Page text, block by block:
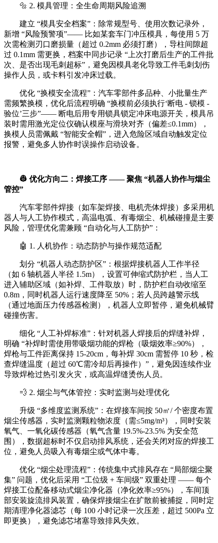
🔩 2. 模具管理：全生命周期风险追溯
建立 “模具安全档案”：除常规型号、使用次数记录外，
新增 “风险预警项”—— 比如某套车门冲压模具，每使用 5 万
次需检测刃口磨损量（超过 0.2mm 必须打磨），导柱间隙超
过 0.1mm 需更换，档案中同步记录 “上次打磨后生产的工件批
次、是否出现毛刺超标”，避免因模具老化导致工件毛刺划伤
操作人员，或卡料引发冲床过载。
优化 “换模安全流程”：汽车零部件多品种、小批量生产
需频繁换模，优化后流程明确 “换模前必须执行‘断电 - 锁模 -
验位’三步”—— 断电后用专用锁具锁定冲床电源开关，模具吊
装时需用激光定位仪确认模座与滑块对齐（偏差≤0.1mm），
换模人员需佩戴 “智能安全帽”，进入危险区域自动触发定位
报警，避免多人协作时误操作启动设备。
👷 优化方向二：焊接工序 —— 聚焦 “机器人协作与烟尘
管控”
汽车零部件焊接（如车架焊接、电机壳体焊接）多采用机
器人与人工协作模式，高温电弧、有毒烟尘、机械碰撞是主要
风险，管理优化需兼顾 “自动化与人工防护”：
🤖 1. 人机协作：动态防护与操作规范适配
划分 “机器人动态防护区”：根据焊接机器人工作半径
（如 6 轴机器人半径 1.5m），设置可伸缩式防护栏，当人工
进入辅助区域（如补焊、工件取放）时，防护栏自动收缩至
0.8m，同时机器人运行速度降至 50%；若人员跨越警示线
（通过地面压力传感器检测），机器人立即暂停，避免机械臂
碰撞伤害。
细化 “人工补焊标准”：针对机器人焊接后的焊缝补焊，
明确 “补焊时需使用带吸烟功能的焊枪（吸烟效率≥90%），
焊枪与工件距离保持 15-20cm，每补焊 30cm 需暂停 10 秒，检
查焊缝温度（超过 60℃需冷却后再操作）”，避免因连续作业
导致焊枪过热引发火灾，或高温焊缝烫伤人员。
💨 2. 烟尘与气体管控：实时监测与处理优化
升级 “多维度监测系统”：在焊接车间按 50㎡/ 个密度布置
烟尘传感器，实时监测颗粒物浓度（需≤5mg/m³），同时安装
氧气、一氧化碳传感器（氧气含量 19.5%-23.5% 为安全范
围），数据超标时不仅启动排风系统，还会关闭对应的焊接工
位，避免人员吸入有毒烟尘或气体中毒。
优化 “烟尘处理流程”：传统集中式排风存在 “局部烟尘聚
集” 问题，优化后采用 “工位级 + 车间级” 双重处理 —— 每个
焊接工位配备移动式烟尘净化器（净化效率≥95%），车间顶
部安装旋流排风装置，确保焊接烟尘在扩散前被捕捉，同时定
期清理净化器滤芯（每 100 小时记录一次压差，超过 500Pa 立
即更换），避免滤芯堵塞导致排风失效。